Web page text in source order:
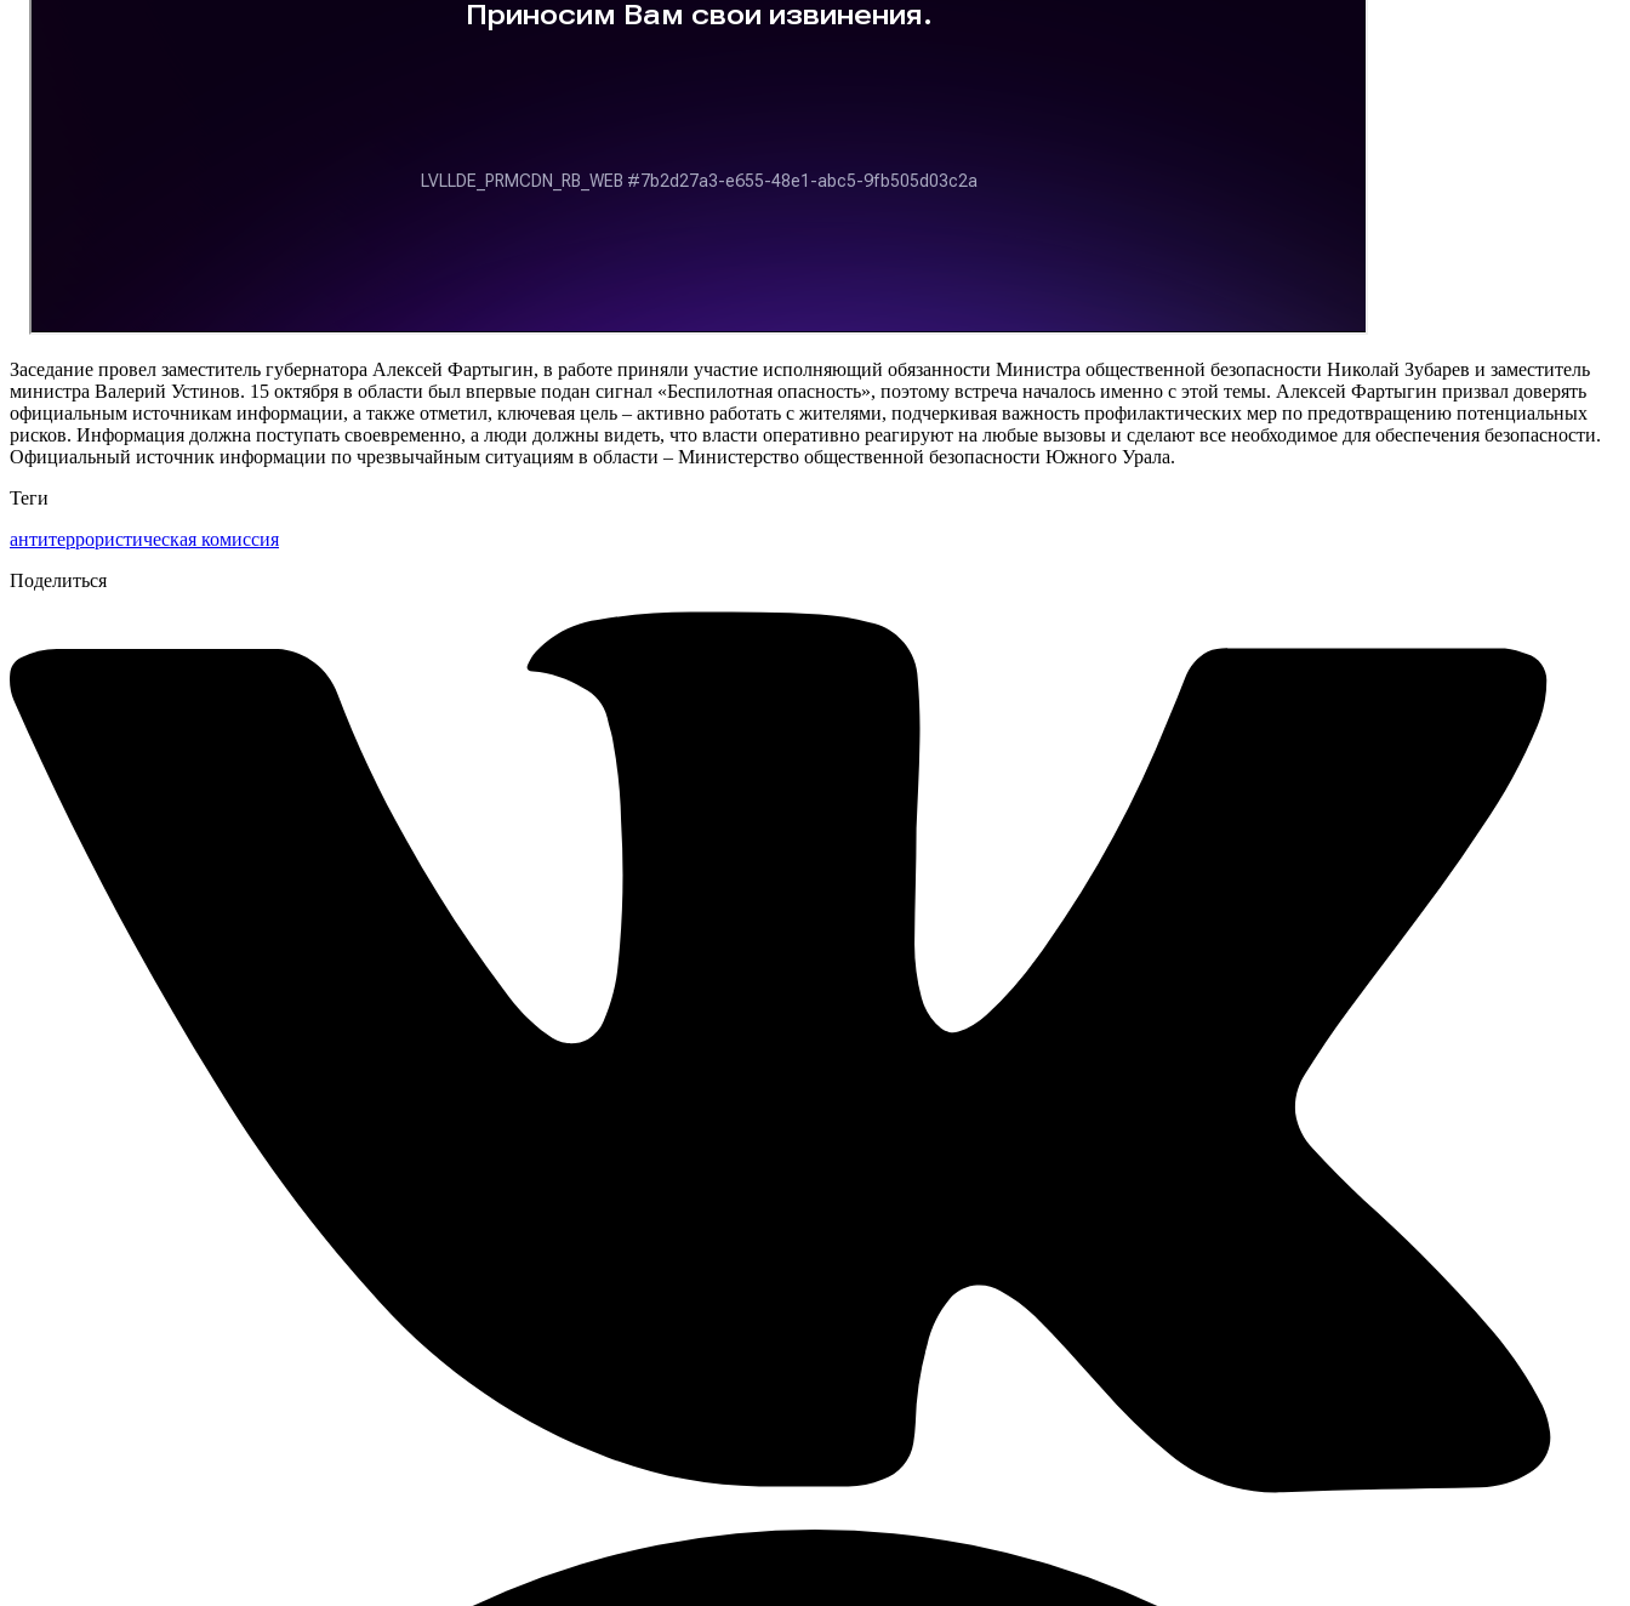
Заседание провел заместитель губернатора Алексей Фартыгин, в работе приняли участие исполняющий обязанности Министра общественной безопасности Николай Зубарев и заместитель
министра Валерий Устинов. 15 октября в области был впервые подан сигнал «Беспилотная опасность», поэтому встреча началось именно с этой темы. Алексей Фартыгин призвал доверять
официальным источникам информации, а также отметил, ключевая цель – активно работать с жителями, подчеркивая важность профилактических мер по предотвращению потенциальных
рисков. Информация должна поступать своевременно, а люди должны видеть, что власти оперативно реагируют на любые вызовы и сделают все необходимое для обеспечения безопасности.
Официальный источник информации по чрезвычайным ситуациям в области – Министерство общественной безопасности Южного Урала.
Теги
антитеррористическая комиссия
Поделиться